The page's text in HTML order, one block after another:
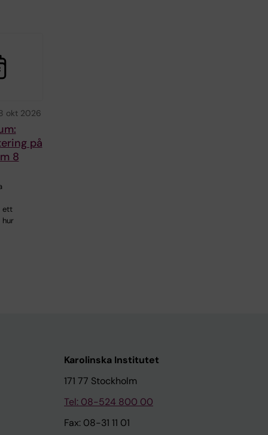
okt 2026
på
8
ett
hur
Karolinska Institutet
171 77 Stockholm
Tel: 08-524 800 00
Fax: 08-31 11 01